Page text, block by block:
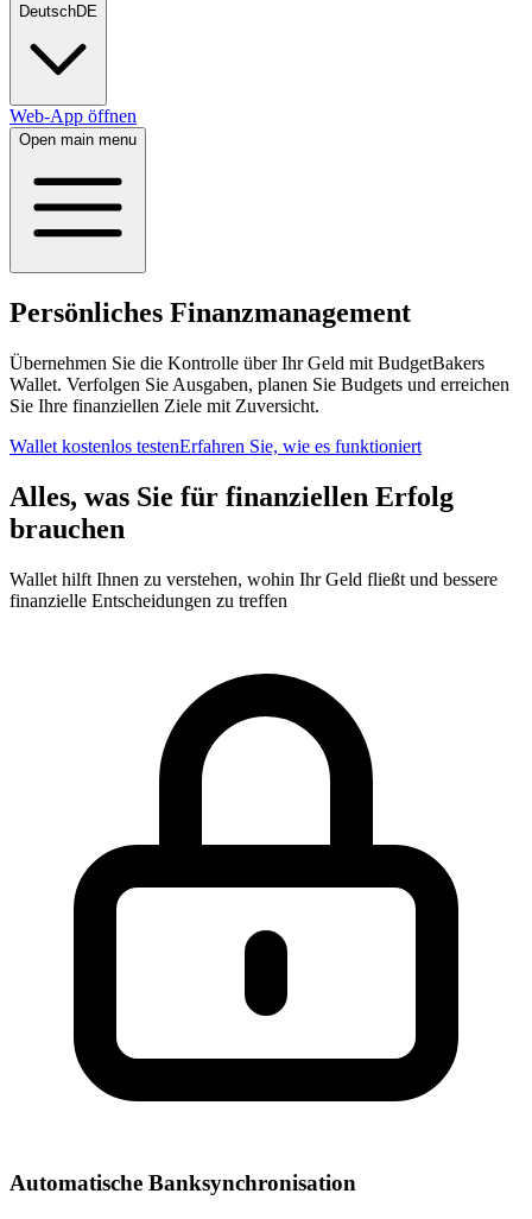
DeutschDE
Web-App öffnen
Open main menu
Persönliches Finanzmanagement
Übernehmen Sie die Kontrolle über Ihr Geld mit BudgetBakers
Wallet. Verfolgen Sie Ausgaben, planen Sie Budgets und erreichen
Sie Ihre finanziellen Ziele mit Zuversicht.
Wallet kostenlos testenErfahren Sie, wie es funktioniert
Alles, was Sie für finanziellen Erfolg
brauchen
Wallet hilft Ihnen zu verstehen, wohin Ihr Geld fließt und bessere
finanzielle Entscheidungen zu treffen
Automatische Banksynchronisation